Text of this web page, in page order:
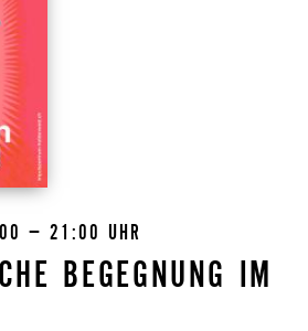
– 21:00 UHR
BEGEGNUNG IM